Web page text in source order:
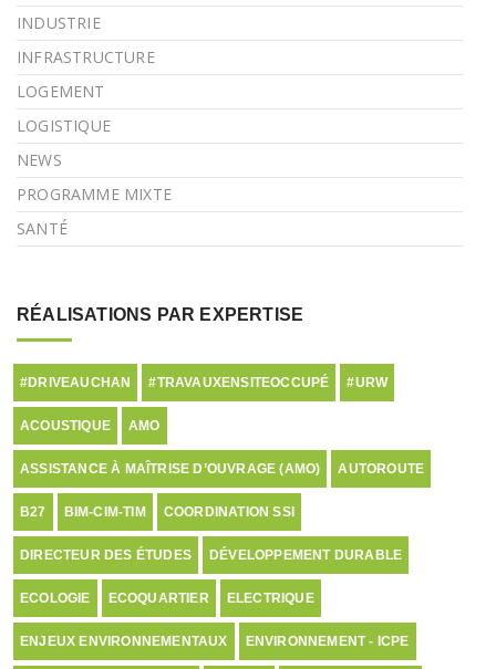
INDUSTRIE
INFRASTRUCTURE
LOGEMENT
LOGISTIQUE
NEWS
PROGRAMME MIXTE
SANTÉ
RÉALISATIONS PAR EXPERTISE
#DRIVEAUCHAN #TRAVAUXENSITEOCCUPÉ #URW
ACOUSTIQUE AMO
ASSISTANCE À MAÎTRISE D’OUVRAGE (AMO) AUTOROUTE
B27 BIM-CIM-TIM COORDINATION SSI
DIRECTEUR DES ÉTUDES DÉVELOPPEMENT DURABLE
ECOLOGIE ECOQUARTIER ELECTRIQUE
ENJEUX ENVIRONNEMENTAUX ENVIRONNEMENT - ICPE